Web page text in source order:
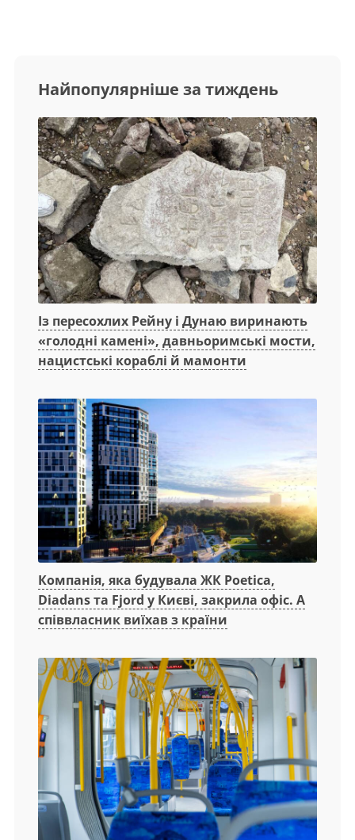
Найпопулярніше за тиждень
Із пересохлих Рейну і Дунаю виринають
«голодні камені», давньоримські мости,
нацистські кораблі й мамонти
Компанія, яка будувала ЖК Poetica,
Diadans та Fjord у Києві, закрила офіс. А
співвласник виїхав з країни